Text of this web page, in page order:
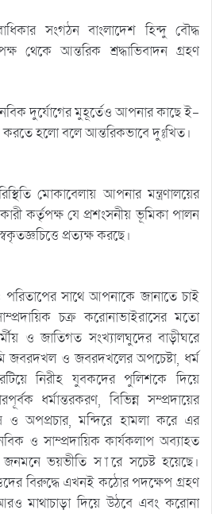
সংগঠন বাংলাদেশ হিন্দু বৌদ্ধ
থেকে আন্তরিক শ্রদ্ধাভিবাদন গ্রহণ
দুর্যোগের মুহূর্তেও আপনার কাছে ই-
করতে হলো বলে আন্তরিকভাবে দুঃখিত।
মোকাবেলায় আপনার মন্ত্রণালয়ের
কর্তৃপক্ষ যে প্রশংসনীয় ভূমিকা পালন
প্রত্যক্ষ করছে।
সাথে আপনাকে জানাতে চাই
চক্র করোনাভাইরাসের মতো
ও জাতিগত সংখ্যালঘুদের বাড়ীঘরে
জবরদখল ও জবরদখলের অপচেষ্টা, ধর্ম
নিরীহ যুবকদের পুলিশকে দিয়ে
ধর্মান্তরকরণ, বিভিন্ন সম্প্রদায়ের
ও অপপ্রচার, মন্দিরে হামলা করে এর
ও সাম্প্রদায়িক কার্যকলাপ অব্যাহত
জনমনে ভয়ভীতি স ারে সচেষ্ট হয়েছে।
বিরুদ্ধে এখনই কঠোর পদক্ষেপ গ্রহণ
মাথাচাড়া দিয়ে উঠবে এবং করোনা